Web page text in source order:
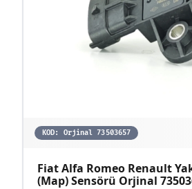
KOD: Orjinal 73503657
Fiat Alfa Romeo Renault
(Map) Sensörü Orjinal